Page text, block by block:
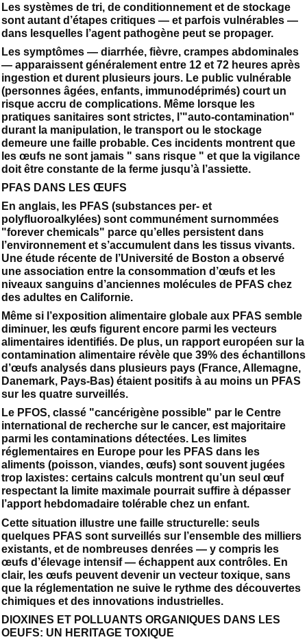
Les systèmes de tri, de conditionnement et de stockage
sont autant d’étapes critiques — et parfois vulnérables —
dans lesquelles l’agent pathogène peut se propager.
Les symptômes — diarrhée, fièvre, crampes abdominales
— apparaissent généralement entre 12 et 72 heures après
ingestion et durent plusieurs jours. Le public vulnérable
(personnes âgées, enfants, immunodéprimés) court un
risque accru de complications. Même lorsque les
pratiques sanitaires sont strictes, l’"auto-contamination"
durant la manipulation, le transport ou le stockage
demeure une faille probable. Ces incidents montrent que
les œufs ne sont jamais " sans risque " et que la vigilance
doit être constante de la ferme jusqu’à l’assiette.
PFAS DANS LES ŒUFS
En anglais, les PFAS (substances per- et
polyfluoroalkylées) sont communément surnommées
"forever chemicals" parce qu’elles persistent dans
l’environnement et s’accumulent dans les tissus vivants.
Une étude récente de l’Université de Boston a observé
une association entre la consommation d’œufs et les
niveaux sanguins d’anciennes molécules de PFAS chez
des adultes en Californie.
Même si l’exposition alimentaire globale aux PFAS semble
diminuer, les œufs figurent encore parmi les vecteurs
alimentaires identifiés. De plus, un rapport européen sur la
contamination alimentaire révèle que 39% des échantillons
d’œufs analysés dans plusieurs pays (France, Allemagne,
Danemark, Pays-Bas) étaient positifs à au moins un PFAS
sur les quatre surveillés.
Le PFOS, classé "cancérigène possible" par le Centre
international de recherche sur le cancer, est majoritaire
parmi les contaminations détectées. Les limites
réglementaires en Europe pour les PFAS dans les
aliments (poisson, viandes, œufs) sont souvent jugées
trop laxistes: certains calculs montrent qu’un seul œuf
respectant la limite maximale pourrait suffire à dépasser
l’apport hebdomadaire tolérable chez un enfant.
Cette situation illustre une faille structurelle: seuls
quelques PFAS sont surveillés sur l’ensemble des milliers
existants, et de nombreuses denrées — y compris les
œufs d’élevage intensif — échappent aux contrôles. En
clair, les œufs peuvent devenir un vecteur toxique, sans
que la réglementation ne suive le rythme des découvertes
chimiques et des innovations industrielles.
DIOXINES ET POLLUANTS ORGANIQUES DANS LES
OEUFS: UN HERITAGE TOXIQUE